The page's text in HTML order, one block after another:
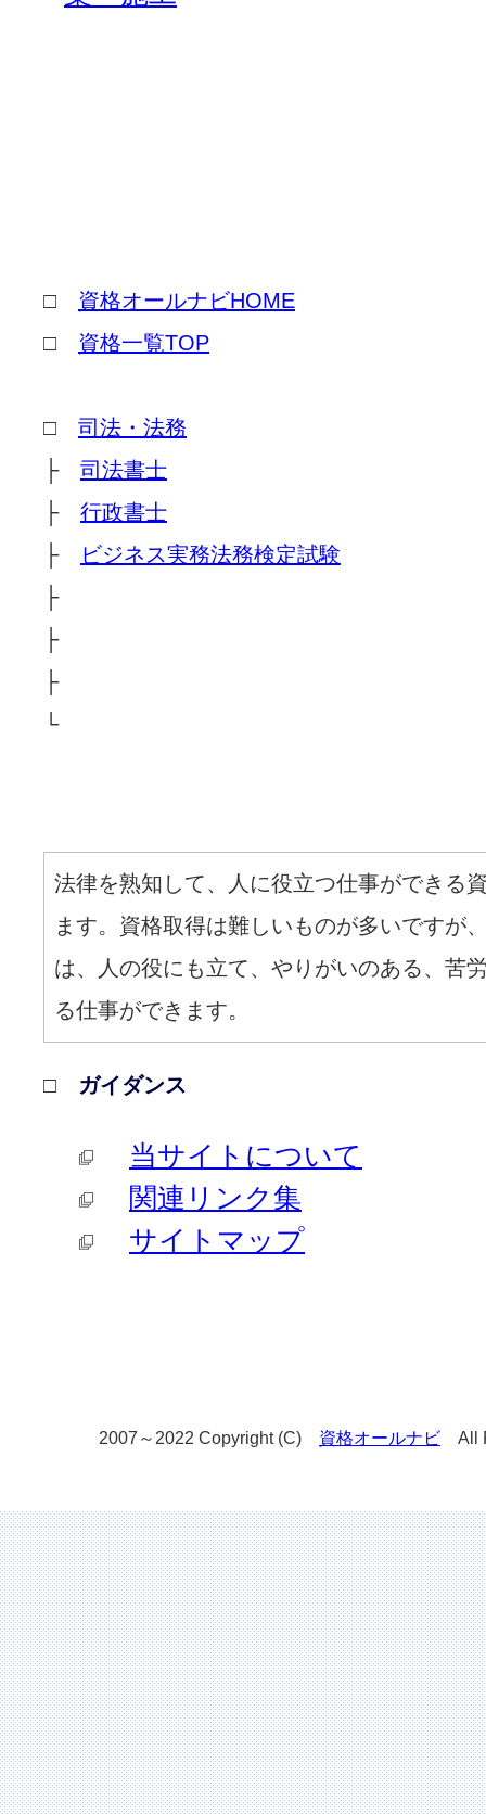
□ 資格オールナビHOME
□ 資格一覧TOP
□ 司法・法務
├ 司法書士
├ 行政書士
├
ビジネス実務法務検定試験
├
├
├
└
法律を熟知して、人に役立つ仕事ができる
ます。資格取得は難しいものが多いですが
は、人の役にも立て、やりがいのある、苦
る仕事ができます。
□ ガイダンス
当サイトについて
関連リンク集
サイトマップ
2007～2022 Copyright (C) 資格オールナビ All